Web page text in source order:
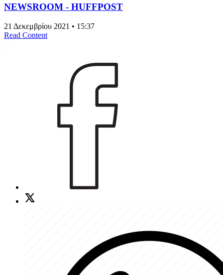
NEWSROOM - HUFFPOST
21 Δεκεμβρίου 2021 • 15:37
Read Content